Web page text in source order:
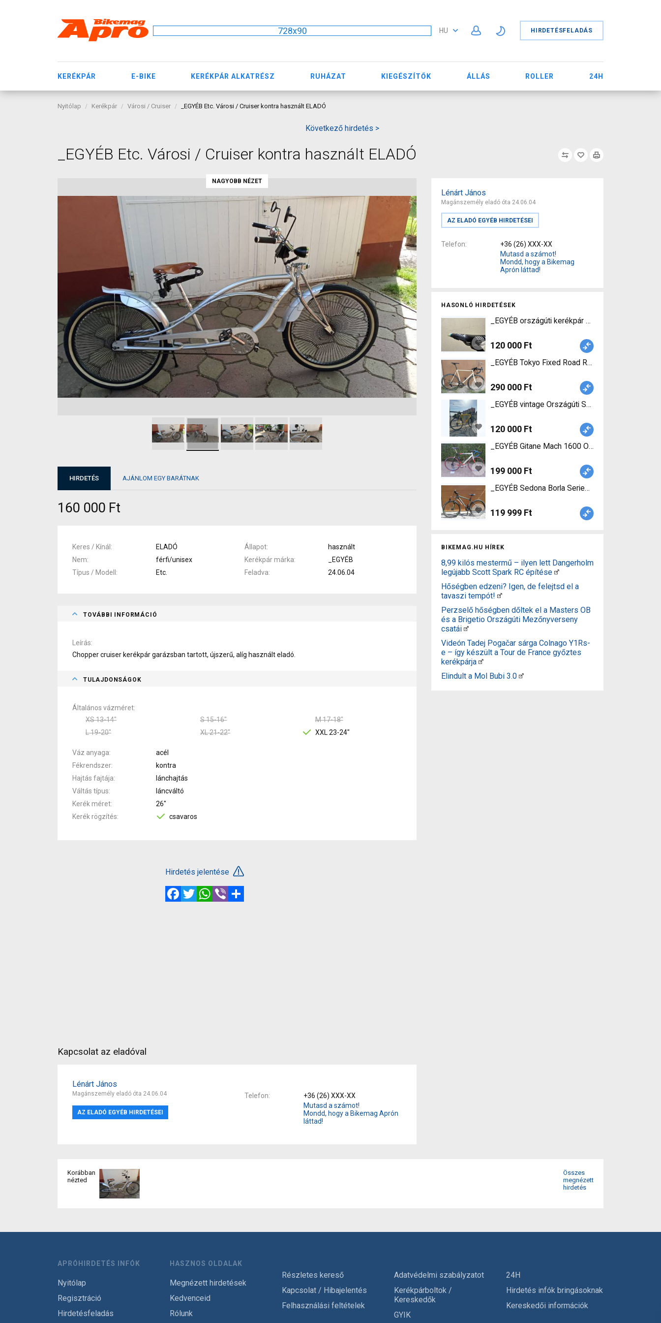
728x90 HU HIRDETÉSFELADÁS
KERÉKPÁR E-BIKE KERÉKPÁR ALKATRÉSZ RUHÁZAT KIEGÉSZÍTŐK ÁLLÁS ROLLER 24H
Nyitólap Kerékpár Városi / Cruiser _EGYÉB Etc. Városi / Cruiser kontra használt ELADÓ
Következő hirdetés >
_EGYÉB Etc. Városi / Cruiser kontra használt ELADÓ
Lénárt János
Magánszemély eladó óta 24.06.04
AZ ELADÓ EGYÉB HIRDETÉSEI
Telefon
+36 (26) XXX-XX
Mutasd a számot!
Mondd, hogy a Bikemag
Aprón láttad!
HASONLÓ HIRDETÉSEK
_EGYÉB országúti kerékpár Országúti SunRace
120 000 Ft
_EGYÉB Tokyo Fixed Road Rocket !bontva is!
290 000 Ft
_EGYÉB vintage Országúti Shimano Ultegra v-fék
120 000 Ft
_EGYÉB Gitane Mach 1600 Országúti _Egyéb
199 000 Ft
_EGYÉB Sedona Borla Series Mountain Bike
119 999 Ft
BIKEMAG.HU HÍREK
8,99 kilós mestermű – ilyen lett Dangerholm
legújabb Scott Spark RC építése
Hőségben edzeni? Igen, de felejtsd el a
tavaszi tempót!
Perzselő hőségben dőltek el a Masters OB
és a Brigetio Országúti Mezőnyverseny
csatái
Videón Tadej Pogačar sárga Colnago Y1Rs-
e – így készült a Tour de France győztes
kerékpárja
Elindult a Mol Bubi 3.0
NAGYOBB NÉZET
HIRDETÉS AJÁNLOM EGY BARÁTNAK
160 000 Ft
Keres / Kínál ELADÓ Állapot
használt
Nem
férfi/unisex Kerékpár márka
_EGYÉB
Típus / Modell
Etc. Feladva 24.06.04
TOVÁBBI INFORMÁCIÓ
Leírás
Chopper cruiser kerékpár garázsban tartott, újszerű, alíg használt eladó.
TULAJDONSÁGOK
Általános vázméret
XS 13-14"
S 15-16"
M 17-18"
L 19-20"
XL 21-22" XXL 23-24"
Váz anyaga
acél
Fékrendszer
kontra
Hajtás fajtája
lánchajtás
Váltás típus
láncváltó
Kerék méret
26"
Kerék rögzítés
csavaros
Hirdetés jelentése
FacebookTwitterWhatsApp
Viber
Kapcsolat az eladóval
Lénárt János
Magánszemély eladó óta 24.06.04
AZ ELADÓ EGYÉB HIRDETÉSEI
Telefon
+36 (26) XXX-XX
Mutasd a számot!
Mondd, hogy a Bikemag Aprón
láttad!
Korábban
nézted
Összes
megnézett
hirdetés
APRÓHIRDETÉS INFÓK
Nyitólap
Regisztráció
Hirdetésfeladás
HASZNOS OLDALAK
Megnézett hirdetések
Kedvenceid
Rólunk
Részletes kereső
Kapcsolat / Hibajelentés
Felhasználási feltételek
Adatvédelmi szabályzatot
Kerékpárboltok /
Kereskedők
GYIK
24H
Hirdetés infók bringásoknak
Kereskedői információk